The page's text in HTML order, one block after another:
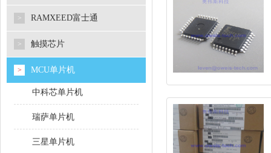
> RAMXEED富士通
> 触摸芯片
> MCU单片机
中科芯单片机
瑞萨单片机
三星单片机